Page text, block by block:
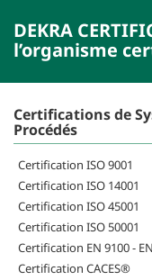
DEKRA
l’organisme
Certifications de
Procédés
Certification ISO 9001
Certification ISO 14001
Certification ISO 45001
Certification ISO 50001
Certification EN 9100 -
Certification CACES®